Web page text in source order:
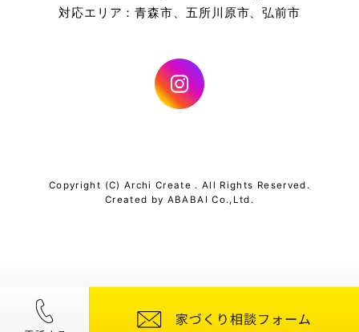
対応エリア：青森市、五所川原市、弘前市
Copyright (C) Archi Create . All Rights Reserved.
Created by ABABAI Co.,Ltd.